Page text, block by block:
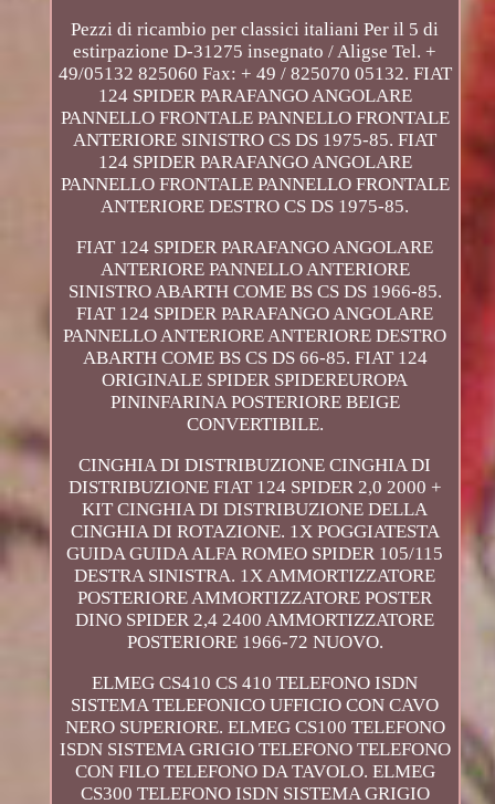
Pezzi di ricambio per classici italiani Per il 5 di
estirpazione D-31275 insegnato / Aligse Tel. +
49/05132 825060 Fax: + 49 / 825070 05132. FIAT
124 SPIDER PARAFANGO ANGOLARE
PANNELLO FRONTALE PANNELLO FRONTALE
ANTERIORE SINISTRO CS DS 1975-85. FIAT
124 SPIDER PARAFANGO ANGOLARE
PANNELLO FRONTALE PANNELLO FRONTALE
ANTERIORE DESTRO CS DS 1975-85.
FIAT 124 SPIDER PARAFANGO ANGOLARE
ANTERIORE PANNELLO ANTERIORE
SINISTRO ABARTH COME BS CS DS 1966-85.
FIAT 124 SPIDER PARAFANGO ANGOLARE
PANNELLO ANTERIORE ANTERIORE DESTRO
ABARTH COME BS CS DS 66-85. FIAT 124
ORIGINALE SPIDER SPIDEREUROPA
PININFARINA POSTERIORE BEIGE
CONVERTIBILE.
CINGHIA DI DISTRIBUZIONE CINGHIA DI
DISTRIBUZIONE FIAT 124 SPIDER 2,0 2000 +
KIT CINGHIA DI DISTRIBUZIONE DELLA
CINGHIA DI ROTAZIONE. 1X POGGIATESTA
GUIDA GUIDA ALFA ROMEO SPIDER 105/115
DESTRA SINISTRA. 1X AMMORTIZZATORE
POSTERIORE AMMORTIZZATORE POSTER
DINO SPIDER 2,4 2400 AMMORTIZZATORE
POSTERIORE 1966-72 NUOVO.
ELMEG CS410 CS 410 TELEFONO ISDN
SISTEMA TELEFONICO UFFICIO CON CAVO
NERO SUPERIORE. ELMEG CS100 TELEFONO
ISDN SISTEMA GRIGIO TELEFONO TELEFONO
CON FILO TELEFONO DA TAVOLO. ELMEG
CS300 TELEFONO ISDN SISTEMA GRIGIO